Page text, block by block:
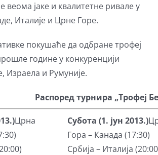
веома јаке и квалитетне ривале у
Италије и Црне Горе.
покушаће да одбране трофеј
године у конкуренцији
Израела и Румуније.
Распоред турнира „Трофеј
Црна
Субота (1. јун 2013.)
Гора – Канада (17:30)
Србија – Италија